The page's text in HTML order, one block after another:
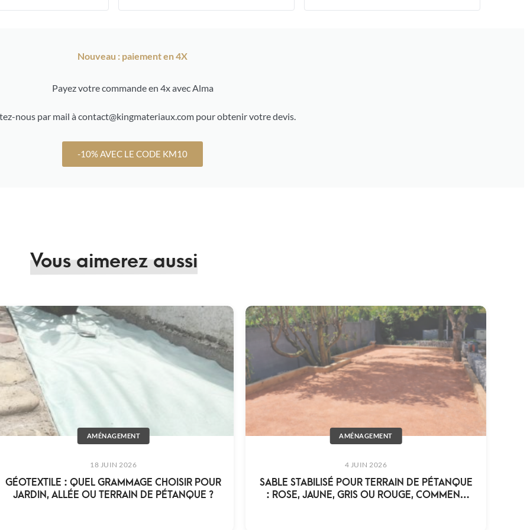
Nouveau : paiement en 4X
Payez votre commande en 4x avec Alma
nous par mail à contact@kingmateriaux.com pour obtenir votre devis.
-10% AVEC LE CODE KM10
Vous aimerez aussi
AMÉNAGEMENT
18 JUIN 2026
GÉOTEXTILE : QUEL GRAMMAGE CHOISIR POUR
JARDIN, ALLÉE OU TERRAIN DE PÉTANQUE ?
AMÉNAGEMENT
4 JUIN 2026
SABLE STABILISÉ POUR TERRAIN DE PÉTANQUE
: ROSE, JAUNE, GRIS OU ROUGE, COMMENT